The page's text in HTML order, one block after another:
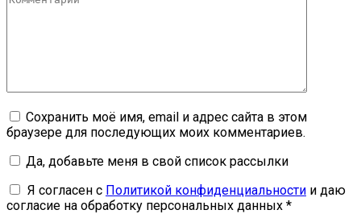
Сохранить моё имя, email и адрес сайта в этом
браузере для последующих моих комментариев.
Да, добавьте меня в свой список рассылки
Я согласен с Политикой конфиденциальности и даю
согласие на обработку персональных данных *